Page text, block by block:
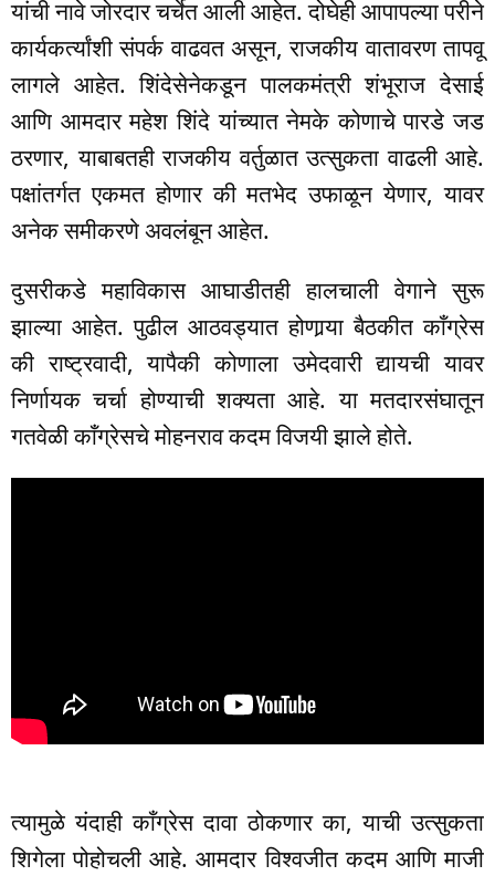
यांची नावे जोरदार चर्चेत आली आहेत. दोघेही आपापल्या परीने
कार्यकर्त्यांशी संपर्क वाढवत असून, राजकीय वातावरण तापवू
लागले आहेत. शिंदेसेनेकडून पालकमंत्री शंभूराज देसाई
आणि आमदार महेश शिंदे यांच्यात नेमके कोणाचे पारडे जड
ठरणार, याबाबतही राजकीय वर्तुळात उत्सुकता वाढली आहे.
पक्षांतर्गत एकमत होणार की मतभेद उफाळून येणार, यावर
अनेक समीकरणे अवलंबून आहेत.
दुसरीकडे महाविकास आघाडीतही हालचाली वेगाने सुरू
झाल्या आहेत. पुढील आठवड्यात होणार्‍या बैठकीत काँग्रेस
की राष्ट्रवादी, यापैकी कोणाला उमेदवारी द्यायची यावर
निर्णायक चर्चा होण्याची शक्यता आहे. या मतदारसंघातून
गतवेळी काँग्रेसचे मोहनराव कदम विजयी झाले होते.
त्यामुळे यंदाही काँग्रेस दावा ठोकणार का, याची उत्सुकता
शिगेला पोहोचली आहे. आमदार विश्वजीत कदम आणि माजी